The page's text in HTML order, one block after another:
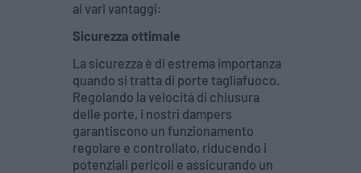
ai vari vantaggi:
Sicurezza ottimale
La sicurezza è di estrema importanza
quando si tratta di porte tagliafuoco.
Regolando la velocità di chiusura
delle porte, i nostri dampers
garantiscono un funzionamento
regolare e controllato, riducendo i
potenziali pericoli e assicurando un